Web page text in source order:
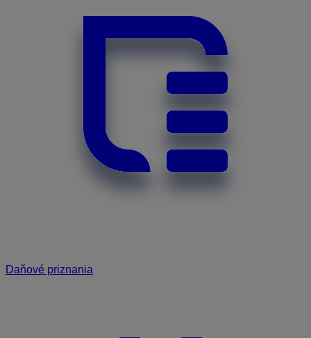
Daňové priznania